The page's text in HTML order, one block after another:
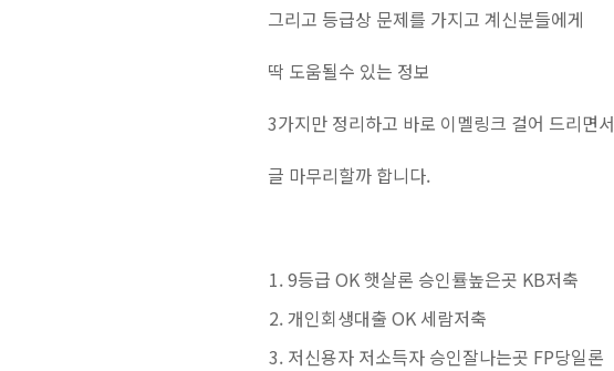
그리고 등급상 문제를 가지고 계신분들에게
딱 도움될수 있는 정보
3가지만 정리하고 바로 이멜링크 걸어 드리면서
글 마무리할까 합니다.
9등급 OK 햇살론 승인률높은곳 KB저축
개인회생대출 OK 세람저축
저신용자 저소득자 승인잘나는곳 FP당일론